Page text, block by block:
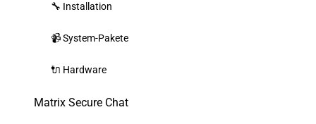
🔧 Installation
📹 System-Pakete
🔌 Hardware
Matrix Secure Chat